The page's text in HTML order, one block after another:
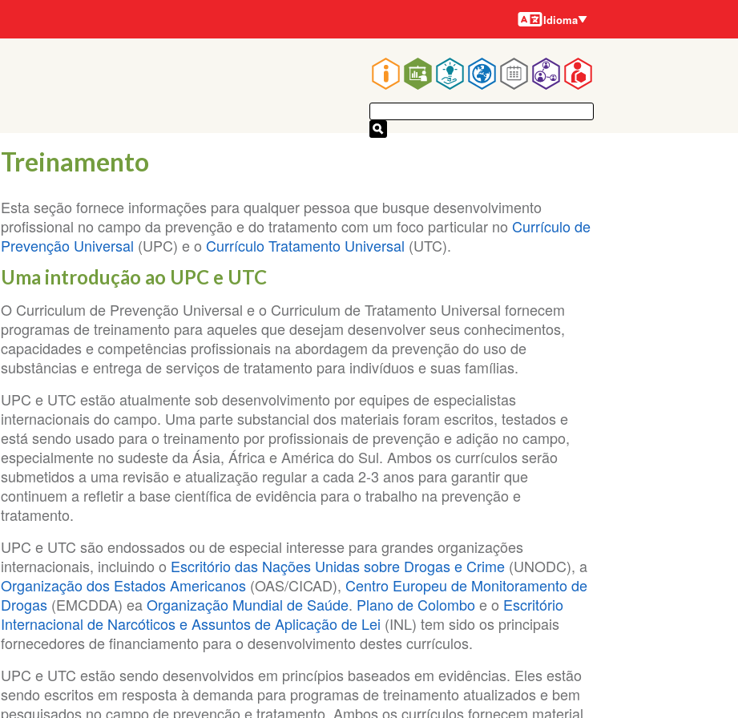
Navegação
principal
Idiomas
Idioma
Treinamento
Esta seção fornece informações para qualquer pessoa que busque desenvolvimento
profissional no campo da prevenção e do tratamento com um foco particular no Currículo de
Prevenção Universal (UPC) e o Currículo Tratamento Universal (UTC).
Uma introdução ao UPC e UTC
O Curriculum de Prevenção Universal e o Curriculum de Tratamento Universal fornecem
programas de treinamento para aqueles que desejam desenvolver seus conhecimentos,
capacidades e competências profissionais na abordagem da prevenção do uso de
substâncias e entrega de serviços de tratamento para indivíduos e suas famílias.
UPC e UTC estão atualmente sob desenvolvimento por equipes de especialistas
internacionais do campo. Uma parte substancial dos materiais foram escritos, testados e
está sendo usado para o treinamento por profissionais de prevenção e adição no campo,
especialmente no sudeste da Ásia, África e América do Sul. Ambos os currículos serão
submetidos a uma revisão e atualização regular a cada 2-3 anos para garantir que
continuem a refletir a base científica de evidência para o trabalho na prevenção e
tratamento.
UPC e UTC são endossados ou de especial interesse para grandes organizações
internacionais, incluindo o Escritório das Nações Unidas sobre Drogas e Crime (UNODC), a
Organização dos Estados Americanos (OAS/CICAD), Centro Europeu de Monitoramento de
Drogas (EMCDDA) eaOrganização Mundial de Saúde. Plano de Colomboe o Escritório
Internacional de Narcóticos e Assuntos de Aplicação de Lei (INL) tem sido os principais
fornecedores de financiamento para o desenvolvimento destes currículos.
UPC e UTC estão sendo desenvolvidos em princípios baseados em evidências. Eles estão
sendo escritos em resposta à demanda para programas de treinamento atualizados e bem
pesquisados no campo de prevenção e tratamento. Ambos os currículos fornecem material